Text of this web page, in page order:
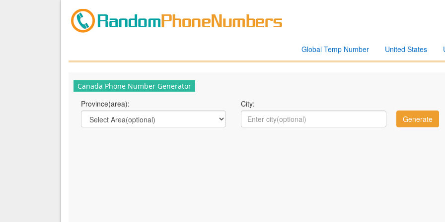
United States
Global Temp Number
Canada Phone Number Generator
Province(area): City: